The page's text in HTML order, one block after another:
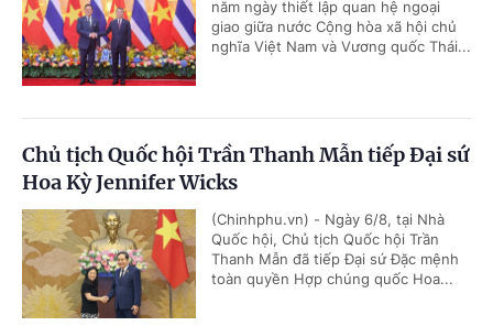
năm ngày thiết lập quan hệ ngoại
giao giữa nước Cộng hòa xã hội chủ
nghĩa Việt Nam và Vương quốc Thái...
Chủ tịch Quốc hội Trần Thanh Mẫn tiếp Đại sứ
Hoa Kỳ Jennifer Wicks
(Chinhphu.vn) - Ngày 6/8, tại Nhà
Quốc hội, Chủ tịch Quốc hội Trần
Thanh Mẫn đã tiếp Đại sứ Đặc mệnh
toàn quyền Hợp chúng quốc Hoa...